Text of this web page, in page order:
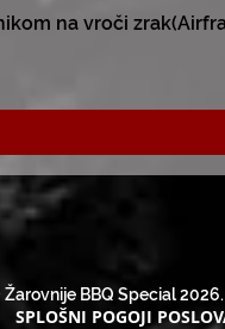
na vroči
BBQ Special
SPLOŠNI POGOJI